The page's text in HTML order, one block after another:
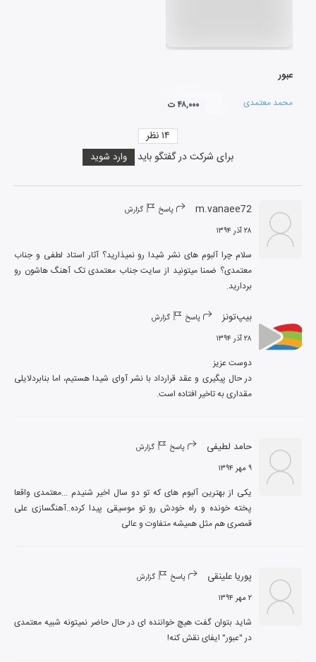
عبور
محمد معتمدی ۴۸,۰۰۰ ت
برای شرکت در گفتگو باید وارد شوید
۱۴نظر
m.vanaee72 پاسخ گزارش
۲۸ آذر ۱۳۹۴
بردارید.
بیپ‌تونز پاسخ گزارش
۲۸ آذر ۱۳۹۴
مقداری به تاخیر افتاده است.
حامد لطیفی پاسخ گزارش
۹ مهر ۱۳۹۴
یکی از بهترین آلبوم های که تو دو سال اخیر شنیدم ...معتمدی واقعا
قمصری هم مثل همیشه متفاوت و عالی
پوریا علینقی پاسخ گزارش
۲ مهر ۱۳۹۴
شاید بتوان گفت هیچ خواننده ای در حال حاضر نمیتونه شبیه معتمدی
در "عبور" ایفای نقش کنه!